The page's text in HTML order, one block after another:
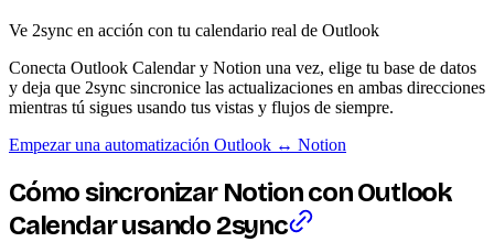
Ve 2sync en acción con tu calendario real de Outlook
Conecta Outlook Calendar y Notion una vez, elige tu base de datos
y deja que 2sync sincronice las actualizaciones en ambas direcciones
mientras tú sigues usando tus vistas y flujos de siempre.
Empezar una automatización Outlook ↔ Notion
Cómo sincronizar Notion con Outlook
Calendar usando 2sync